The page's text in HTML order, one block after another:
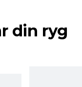
din ryg